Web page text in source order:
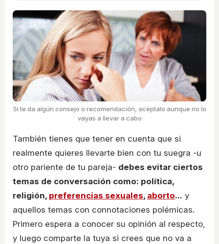
Si te da algún consejo o recomendación, acéptalo aunque no lo
vayas a llevar a cabo
También tienes que tener en cuenta que si
realmente quieres llevarte bien con tu suegra -u
otro pariente de tu pareja- debes evitar ciertos
temas de conversación como: política,
religión, preferencias sexuales, aborto... y
aquellos temas con connotaciones polémicas.
Primero espera a conocer su opinión al respecto,
y luego comparte la tuya si crees que no va a